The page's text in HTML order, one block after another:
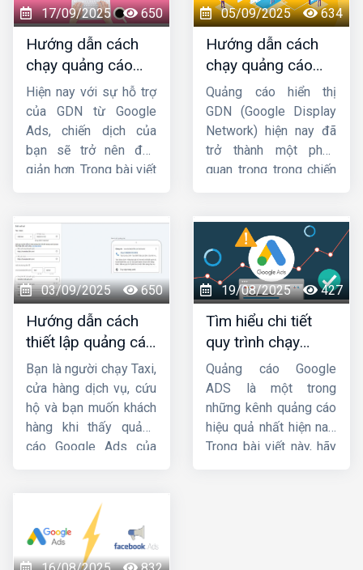
muốn thu hút khách
hàng, doanh nghiệp
không nên bỏ qua công
cụ này. Hãy cùngCông
ty HIGkhám phá chi
tiết về cách thiết lập
quảng cáo trên
Google Mapsnhé.
thế, trong bài viết hôm
nayHIGsẽ giới thiệu
đến bạn cách đặt
quảng cáo Google
Adsense trên Website
sao cho nhanh chóng
và dễ dàng nhất!
17/09/2025 650
Hướng dẫn cách
chạy quảng cáo
GDN trên YouTube
mới nhất
Hiện nay với sự hỗ trợ
của GDN từ Google
Ads, chiến dịch của
bạn sẽ trở nên đơn
giản hơn. Trong bài viết
cách chạy quảng cáo
GDN trên
YouTube
hiệu quả nhé
!
05/09/2025 634
Hướng dẫn cách
chạy quảng cáo
GDN hiệu quả, bứt
phá doanh thu
Quảng cáo hiển thị
GDN (Google Display
Network) hiện nay đã
trở thành một phần
quan trọng trong chiến
Trong bài viết này,HIG
sẽ hướng dẫn cách
chạyquảng cáo GDN
hiệu quả. Mời các bạn
cùng theo dõi.
03/09/2025 650
Hướng dẫn cách
thiết lập quảng cáo
cuộc gọi Google
Ads chi tiết từ A-Z
Bạn là người chạy Taxi,
cửa hàng dịch vụ, cứu
hộ và bạn muốn khách
hàng khi thấy quảng
cáo Google Ads của
thoại chứ không cần
truy cập Website. Vậy
làm thế nào để tạo
chiến dịch cuộc gọi
19/08/2025 427
Tìm hiểu chi tiết
quy trình chạy
quảng cáo google
ads
Quảng cáo Google
ADS là một trong
những kênh quảng cáo
hiệu quả nhất hiện nay.
Trong bài viết này, hãy